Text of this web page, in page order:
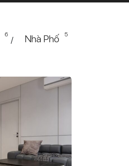
6
/ Nhà Phố 5